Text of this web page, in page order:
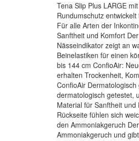
Tena Slip Plus LARGE
Rundumschutz
Für alle Arten der
Sanftheit und Komfort
Nässeindikator zeigt an
Beinelastiken für einen
bis 144 cm ConfioAir:
erhalten Trockenheit,
ConfioAir
dermatologisch getestet,
Material für Sanftheit
Rückseite fühlen sich
den Ammoniakgeruch
Ammoniakgeruch und